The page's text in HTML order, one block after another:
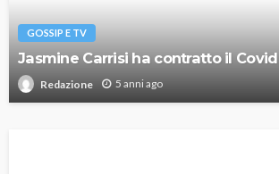
GOSSIP E TV
Jasmine Carrisi ha contratto il Covid
Redazione 5 anni ago